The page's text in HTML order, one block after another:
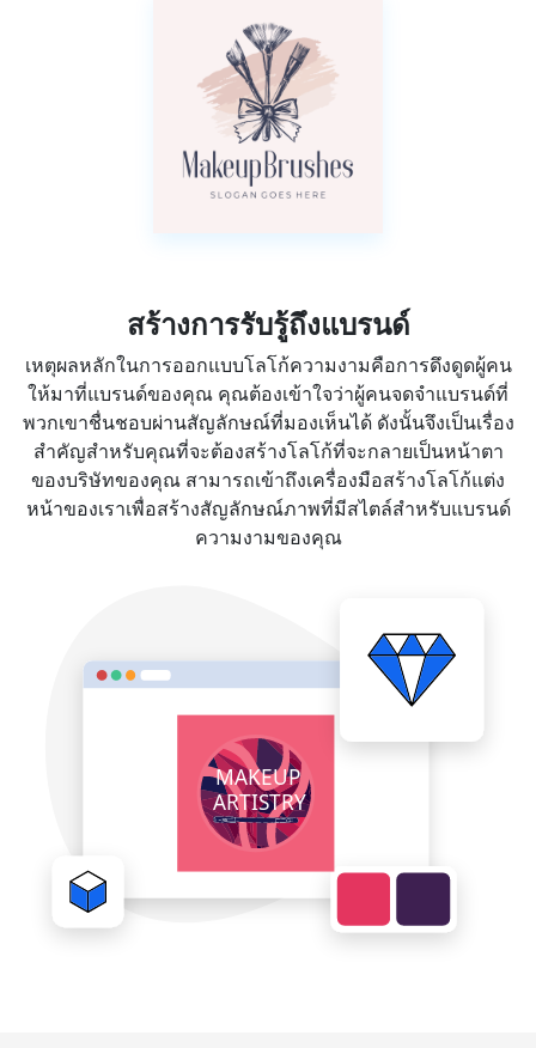
สร้างการรับรู้ถึงแบรนด์
เหตุผลหลักในการออกแบบโลโก้ความงามคือการดึงดูดผู้คน
ให้มาที่แบรนด์ของคุณ คุณต้องเข้าใจว่าผู้คนจดจำแบรนด์ที่
พวกเขาชื่นชอบผ่านสัญลักษณ์ที่มองเห็นได้ ดังนั้นจึงเป็นเรื่อง
สำคัญสำหรับคุณที่จะต้องสร้างโลโก้ที่จะกลายเป็นหน้าตา
ของบริษัทของคุณ สามารถเข้าถึงเครื่องมือสร้างโลโก้แต่ง
หน้าของเราเพื่อสร้างสัญลักษณ์ภาพที่มีสไตล์สำหรับแบรนด์
ความงามของคุณ